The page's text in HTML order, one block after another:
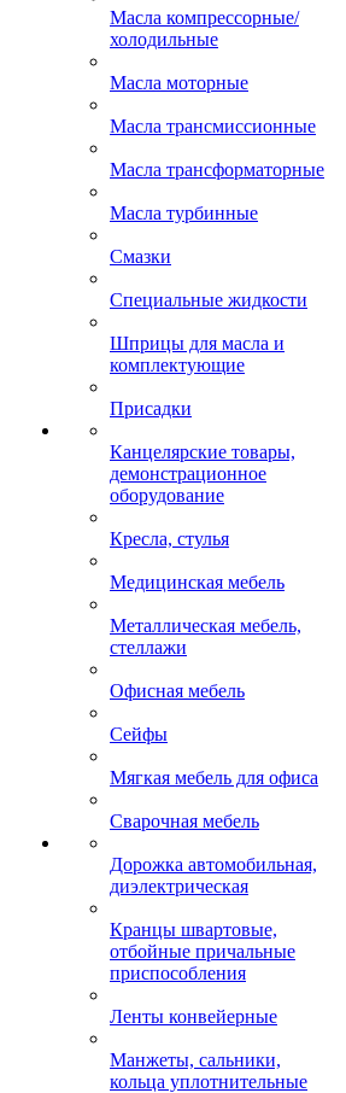
Масла компрессорные/
холодильные
Масла моторные
Масла трансмиссионные
Масла трансформаторные
Масла турбинные
Смазки
Специальные жидкости
Шприцы для масла и
комплектующие
Присадки
Канцелярские товары,
демонстрационное
оборудование
Кресла, стулья
Медицинская мебель
Металлическая мебель,
стеллажи
Офисная мебель
Сейфы
Мягкая мебель для офиса
Сварочная мебель
Дорожка автомобильная,
диэлектрическая
Кранцы швартовые,
отбойные причальные
приспособления
Ленты конвейерные
Манжеты, сальники,
кольца уплотнительные